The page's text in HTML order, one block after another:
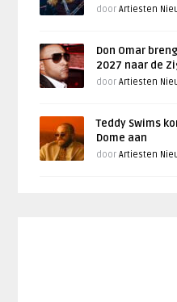
doorArtiesten
Don Omar
2027 naar de
doorArtiesten
Teddy Swims
Dome aan
doorArtiesten